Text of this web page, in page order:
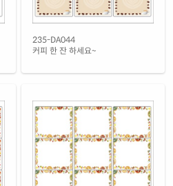
레이저 전용
235-DA044
커피 한 잔 하세요~